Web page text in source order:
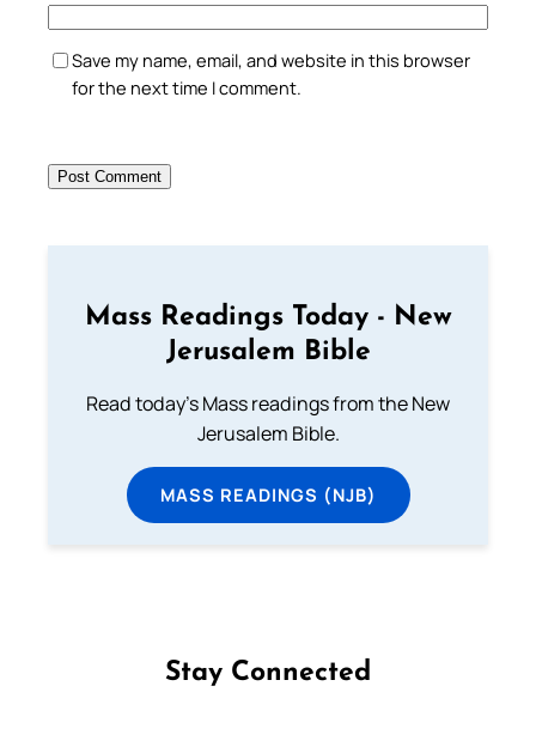
Save my name, email, and website in this browser
for the next time I comment.
Mass Readings Today - New
Jerusalem Bible
Read today's Mass readings from the New
Jerusalem Bible.
MASS READINGS (NJB)
Stay Connected